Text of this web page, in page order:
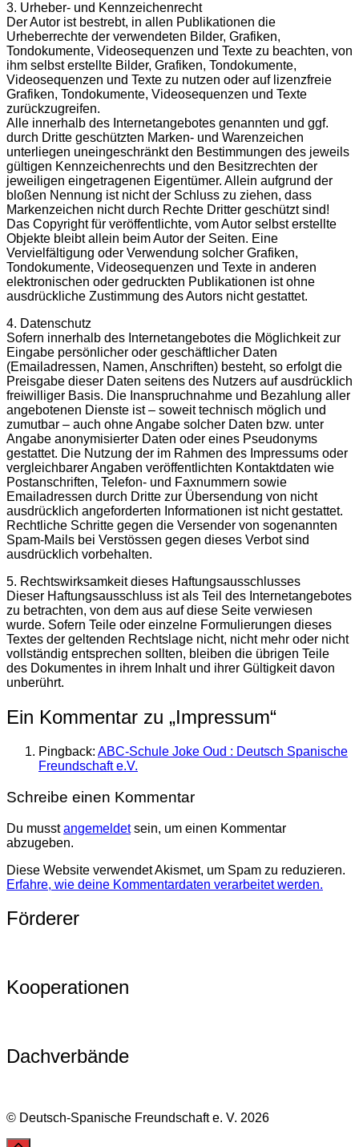
3. Urheber- und Kennzeichenrecht
Der Autor ist bestrebt, in allen Publikationen die
Urheberrechte der verwendeten Bilder, Grafiken,
Tondokumente, Videosequenzen und Texte zu beachten, von
ihm selbst erstellte Bilder, Grafiken, Tondokumente,
Videosequenzen und Texte zu nutzen oder auf lizenzfreie
Grafiken, Tondokumente, Videosequenzen und Texte
zurückzugreifen.
Alle innerhalb des Internetangebotes genannten und ggf.
durch Dritte geschützten Marken- und Warenzeichen
unterliegen uneingeschränkt den Bestimmungen des jeweils
gültigen Kennzeichenrechts und den Besitzrechten der
jeweiligen eingetragenen Eigentümer. Allein aufgrund der
bloßen Nennung ist nicht der Schluss zu ziehen, dass
Markenzeichen nicht durch Rechte Dritter geschützt sind!
Das Copyright für veröffentlichte, vom Autor selbst erstellte
Objekte bleibt allein beim Autor der Seiten. Eine
Vervielfältigung oder Verwendung solcher Grafiken,
Tondokumente, Videosequenzen und Texte in anderen
elektronischen oder gedruckten Publikationen ist ohne
ausdrückliche Zustimmung des Autors nicht gestattet.
4. Datenschutz
Sofern innerhalb des Internetangebotes die Möglichkeit zur
Eingabe persönlicher oder geschäftlicher Daten
(Emailadressen, Namen, Anschriften) besteht, so erfolgt die
Preisgabe dieser Daten seitens des Nutzers auf ausdrücklich
freiwilliger Basis. Die Inanspruchnahme und Bezahlung aller
angebotenen Dienste ist – soweit technisch möglich und
zumutbar – auch ohne Angabe solcher Daten bzw. unter
Angabe anonymisierter Daten oder eines Pseudonyms
gestattet. Die Nutzung der im Rahmen des Impressums oder
vergleichbarer Angaben veröffentlichten Kontaktdaten wie
Postanschriften, Telefon- und Faxnummern sowie
Emailadressen durch Dritte zur Übersendung von nicht
ausdrücklich angeforderten Informationen ist nicht gestattet.
Rechtliche Schritte gegen die Versender von sogenannten
Spam-Mails bei Verstössen gegen dieses Verbot sind
ausdrücklich vorbehalten.
5. Rechtswirksamkeit dieses Haftungsausschlusses
Dieser Haftungsausschluss ist als Teil des Internetangebotes
zu betrachten, von dem aus auf diese Seite verwiesen
wurde. Sofern Teile oder einzelne Formulierungen dieses
Textes der geltenden Rechtslage nicht, nicht mehr oder nicht
vollständig entsprechen sollten, bleiben die übrigen Teile
des Dokumentes in ihrem Inhalt und ihrer Gültigkeit davon
unberührt.
Ein Kommentar zu „Impressum“
Pingback: ABC-Schule Joke Oud : Deutsch Spanische
Freundschaft e.V.
Schreibe einen Kommentar
Du musstangemeldetsein, um einen Kommentar
abzugeben.
Diese Website verwendet Akismet, um Spam zu reduzieren.
Erfahre, wie deine Kommentardaten verarbeitet werden.
Förderer
Kooperationen
Dachverbände
© Deutsch-Spanische Freundschaft e. V. 2026